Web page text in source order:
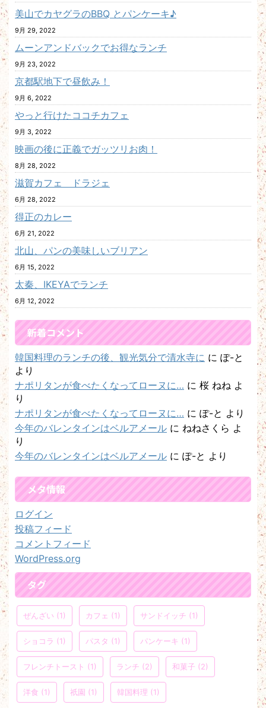
美山でカヤグラのBBQ とパンケーキ♪
9月 29, 2022
ムーンアンドバックでお得なランチ
9月 23, 2022
京都駅地下で昼飲み！
9月 6, 2022
やっと行けたココチカフェ
9月 3, 2022
映画の後に正義でガッツリお肉！
8月 28, 2022
滋賀カフェ ドラジェ
6月 28, 2022
得正のカレー
6月 21, 2022
北山、パンの美味しいブリアン
6月 15, 2022
太秦、IKEYAでランチ
6月 12, 2022
新着コメント
韓国料理のランチの後、観光気分で清水寺に に ぽ-と
より
ナポリタンが食べたくなってローヌに… に 桜 ねね よ
り
ナポリタンが食べたくなってローヌに… に ぽ-と より
今年のバレンタインはベルアメール に ねねさくら よ
り
今年のバレンタインはベルアメール に ぽ-と より
メタ情報
ログイン
投稿フィード
コメントフィード
WordPress.org
タグ
ぜんざい (1) カフェ (1) サンドイッチ (1)
ショコラ (1) パスタ (1) パンケーキ (1)
フレンチトースト (1) ランチ (2) 和菓子 (2)
洋食 (1) 祇園 (1) 韓国料理 (1)